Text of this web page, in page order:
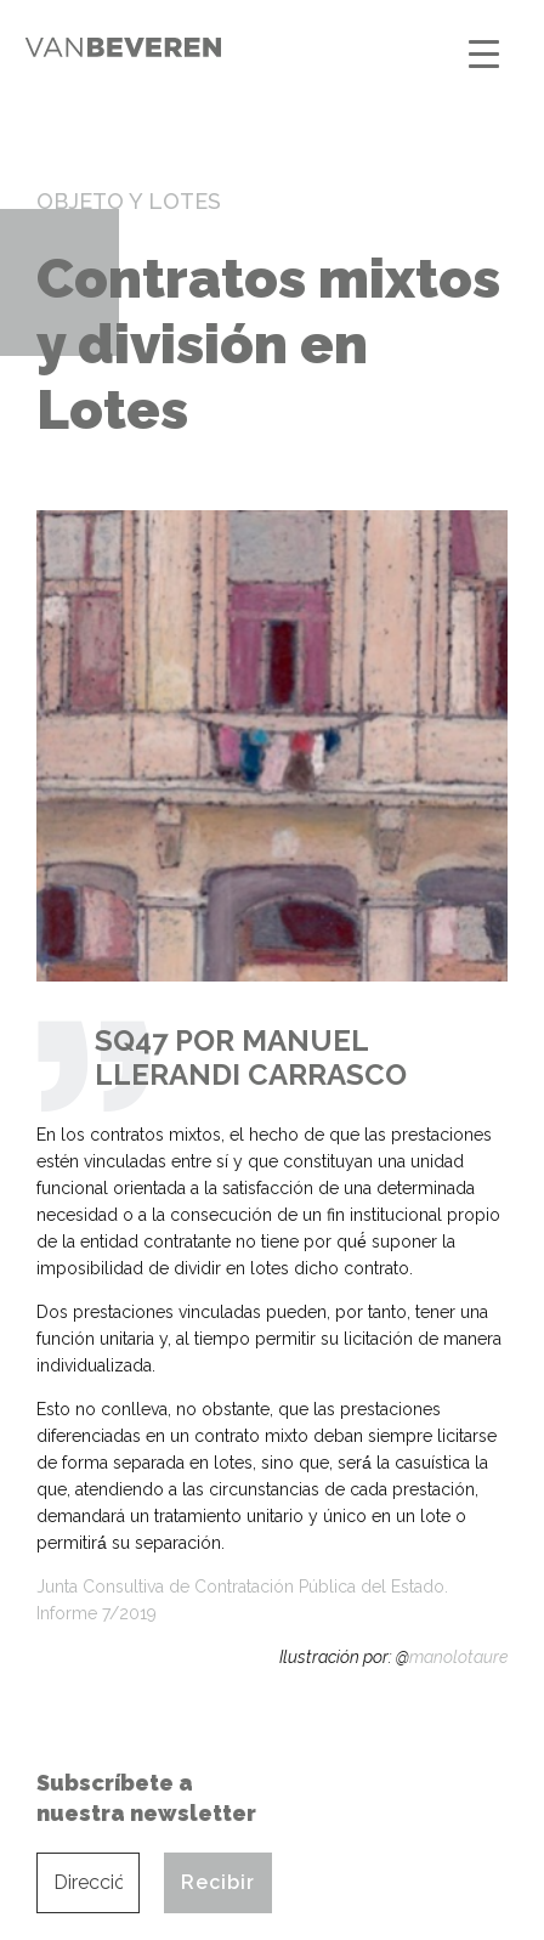
OBJETO Y LOTES
Contratos mixtos
y división en
Lotes
SQ47 POR MANUEL
LLERANDI CARRASCO
En los contratos mixtos, el hecho de que las prestaciones
estén vinculadas entre sí y que constituyan una unidad
funcional orientada a la satisfacción de una determinada
necesidad o a la consecución de un fin institucional propio
de la entidad contratante no tiene por qué́ suponer la
imposibilidad de dividir en lotes dicho contrato.
Dos prestaciones vinculadas pueden, por tanto, tener una
función unitaria y, al tiempo permitir su licitación de manera
individualizada.
Esto no conlleva, no obstante, que las prestaciones
diferenciadas en un contrato mixto deban siempre licitarse
de forma separada en lotes, sino que, será́ la casuística la
que, atendiendo a las circunstancias de cada prestación,
demandará un tratamiento unitario y único en un lote o
permitirá́ su separación.
Junta Consultiva de Contratación Pública del Estado.
Informe 7/2019
Ilustración por: @manolotaure
Subscríbete a
nuestra newsletter